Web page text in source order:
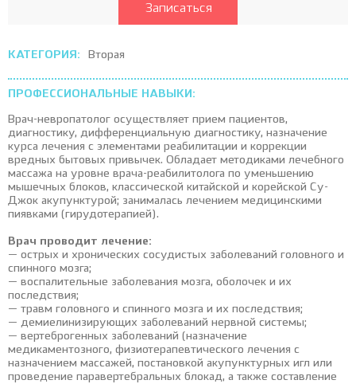
Записаться
КАТЕГОРИЯ: Вторая
ПРОФЕССИОНАЛЬНЫЕ НАВЫКИ:
Врач-невропатолог осуществляет прием пациентов,
диагностику, дифференциальную диагностику, назначение
курса лечения с элементами реабилитации и коррекции
вредных бытовых привычек. Обладает методиками лечебного
массажа на уровне врача-реабилитолога по уменьшению
мышечных блоков, классической китайской и корейской Су-
Джок акупунктурой; занималась лечением медицинскими
пиявками (гирудотерапией).
Врач проводит лечение:
— острых и хронических сосудистых заболеваний головного и
спинного мозга;
— воспалительные заболевания мозга, оболочек и их
последствия;
— травм головного и спинного мозга и их последствия;
— демиелинизирующих заболеваний нервной системы;
— вертеброгенных заболеваний (назначение
медикаментозного, физиотерапевтического лечения с
назначением массажей, постановкой акупунктурных игл или
проведение паравертебральных блокад, а также составление